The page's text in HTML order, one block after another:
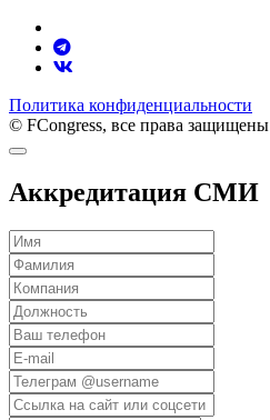
Политика конфиденциальности
© FCongress, все права защищены
Аккредитация СМИ